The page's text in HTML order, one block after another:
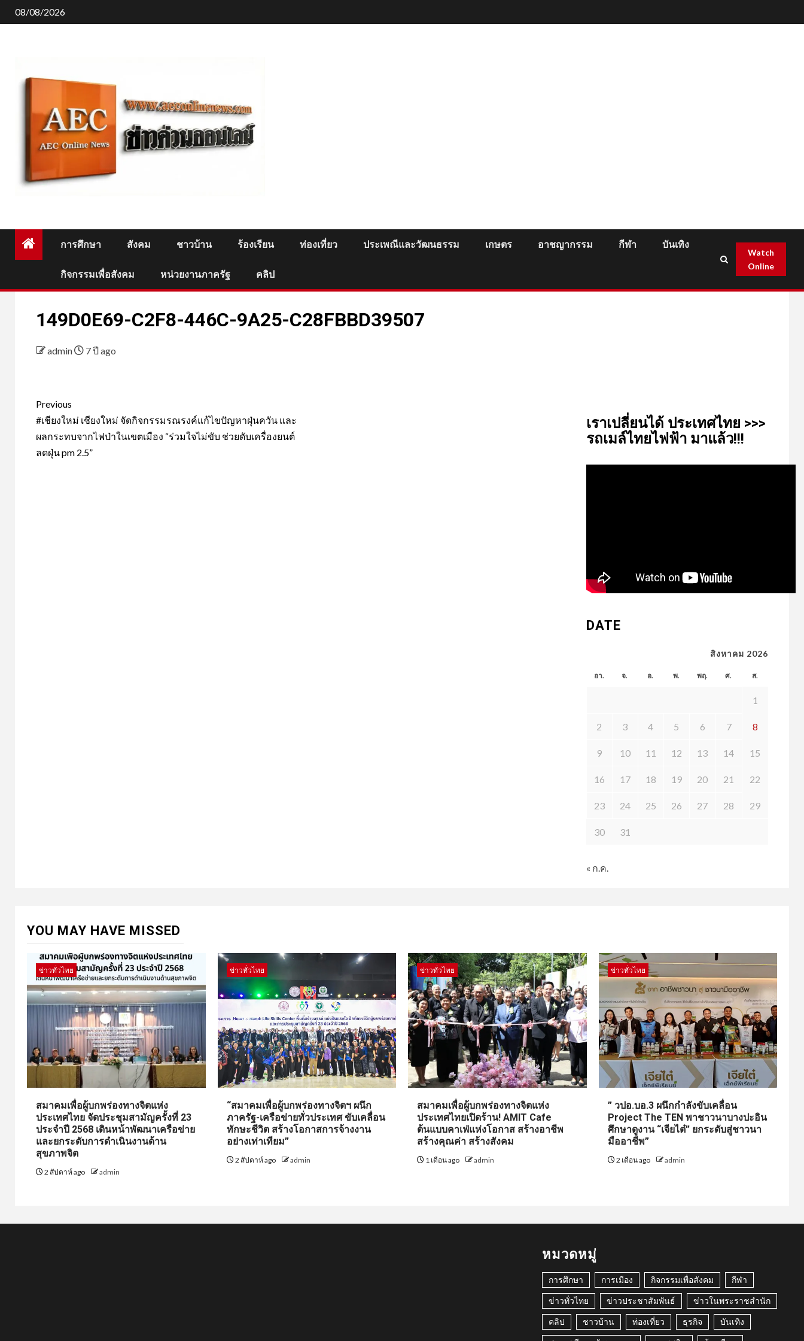
Skip
to
08/08/2026
การศึกษา สังคม ชาวบ้าน ร้องเรียน ท่องเที่ยว ประเพณีและวัฒนธรรม เกษตร อาชญากรรม กีฬา บันเทิง
กิจกรรมเพื่อสังคม หน่วยงานภาครัฐ คลิป
Watch
Online
149D0E69-C2F8-446C-9A25-C28FBBD39507
admin 7 ปี ago
Post
navigation
Previous
#เชียงใหม่ เชียงใหม่ จัดกิจกรรมรณรงค์แก้ไขปัญหาฝุ่นควัน และ
ผลกระทบจากไฟป่าในเขตเมือง “ร่วมใจไม่ขับ ช่วยดับเครื่องยนต์
ลดฝุ่น pm 2.5”
เรา​เปลี่ยน​ได้​ ประเทศ​ไทย​ >>>
รถเมล์​ไทย​ไฟฟ้า​ มาแล้ว!!!
DATE
สิงหาคม 2026
อา. จ. อ. พ. พฤ. ศ. ส.
1
2 3 4 5 6 7 8
9 10 11 12 13 14 15
16 17 18 19 20 21 22
23 24 25 26 27 28 29
30 31
« ก.ค.
YOU MAY HAVE MISSED
ข่าวทั่วไทย
สมาคมเพื่อผู้บกพร่องทางจิตแห่ง
ประเทศไทย จัดประชุมสามัญครั้งที่ 23
ประจำปี 2568 เดินหน้าพัฒนาเครือข่าย
และยกระดับการดำเนินงานด้าน
สุขภาพจิต
2 สัปดาห์ ago admin
ข่าวทั่วไทย
“สมาคมเพื่อผู้บกพร่องทางจิตฯ ผนึก
ภาครัฐ-เครือข่ายทั่วประเทศ ขับเคลื่อน
ทักษะชีวิต สร้างโอกาสการจ้างงาน
อย่างเท่าเทียม”
2 สัปดาห์ ago admin
ข่าวทั่วไทย
สมาคมเพื่อผู้บกพร่องทางจิตแห่ง
ประเทศไทยเปิดร้าน! AMIT Cafe
ต้นแบบคาเฟ่แห่งโอกาส สร้างอาชีพ
สร้างคุณค่า สร้างสังคม
1 เดือน ago admin
ข่าวทั่วไทย
” วปอ.บอ.3 ผนึกกำลังขับเคลื่อน
Project The TEN พาชาวนาบางปะอิน
ศึกษาดูงาน “เจียไต๋” ยกระดับสู่ชาวนา
มืออาชีพ”
2 เดือน ago admin
หมวดหมู่
การศึกษา การเมือง กิจกรรมเพื่อสังคม กีฬา
ข่าวทั่วไทย ข่าวประชาสัมพันธ์ ข่าวในพระราชสำนัก
คลิป ชาวบ้าน ท่องเที่ยว ธุรกิจ บันเทิง